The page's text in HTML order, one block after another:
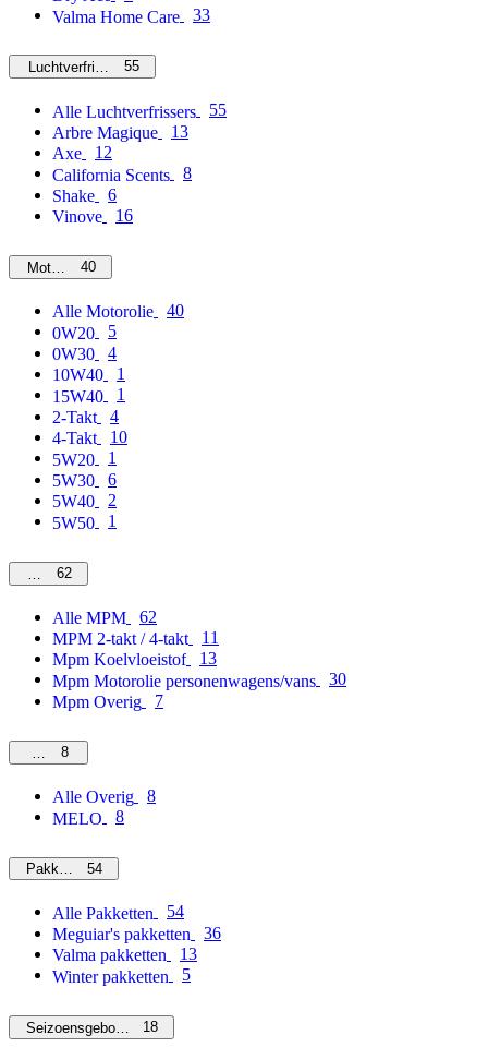
Valma Home Care
33
Luchtverfrissers55
Alle Luchtverfrissers
55
Arbre Magique
13
Axe
12
California Scents
8
Shake
6
Vinove
16
Motorolie40
Alle Motorolie
40
0W20
5
0W30
4
10W40
1
15W40
1
2-Takt
4
4-Takt
10
5W20
1
5W30
6
5W40
2
5W50
1
MPM62
Alle MPM
62
MPM 2-takt / 4-takt
11
Mpm Koelvloeistof
13
Mpm Motorolie personenwagens/vans
30
Mpm Overig
7
Overig
8
Alle Overig
8
MELO
8
Pakketten54
Alle Pakketten
54
Meguiar's pakketten
36
Valma pakketten
13
Winter pakketten
5
Seizoensgebonden18